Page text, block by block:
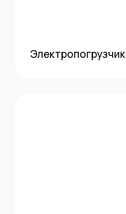
Электропогрузчик